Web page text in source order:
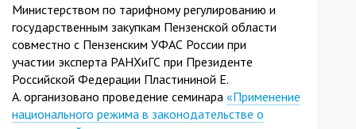
Министерством по тарифному регулированию и
государственным закупкам Пензенской области
совместно с Пензенским УФАС России при
участии эксперта РАНХиГС при Президенте
Российской Федерации Пластининой Е.
А. организовано проведение семинара «Применение
национального режима в законодательстве о